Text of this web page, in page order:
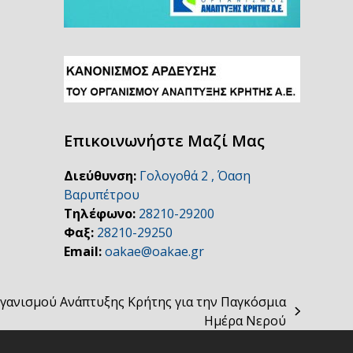
Επικοινωνήστε Μαζί Μας
Διεύθυνση: Γολογοθά 2 , Όαση
Βαρυπέτρου
Τηλέφωνο: 28210-29200
Φαξ: 28210-29250
Email:oakae@oakae.gr
Ανάπτυξης Κρήτης για την Παγκόσμια
Ημέρα Νερού